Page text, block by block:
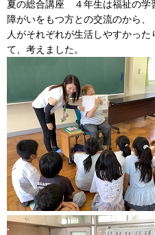
夏の総合講座 ４年生は福祉の学
障がいをもつ方との交流のから、
人がそれぞれが生活しやすかっ
て、考えました。